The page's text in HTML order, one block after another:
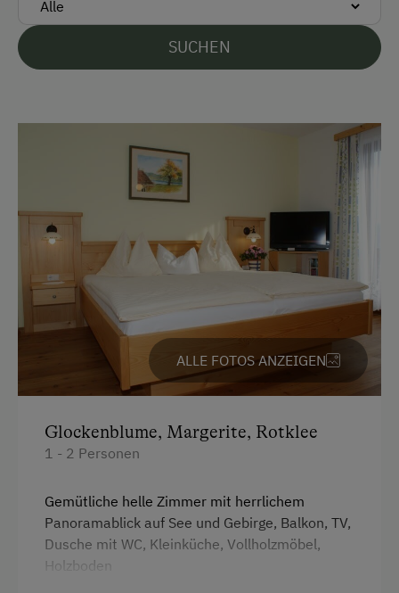
Kostenlose Parkplätze
Radunterstellmöglichkeit
Garten/Wiese
Hausgarten
Hofeigene Produkte
Obstgarten
Schnapsverkostung
Kinder-Ausstattung
Kinder sind willkommen
Kinderspielplatz
SUCHEN
ALLE FOTOS ANZEIGEN
Glockenblume, Margerite, Rotklee
1 - 2 Personen
Gemütliche helle Zimmer mit herrlichem
Panoramablick auf See und Gebirge, Balkon, TV,
Dusche mit WC, Kleinküche, Vollholzmöbel,
Holzboden